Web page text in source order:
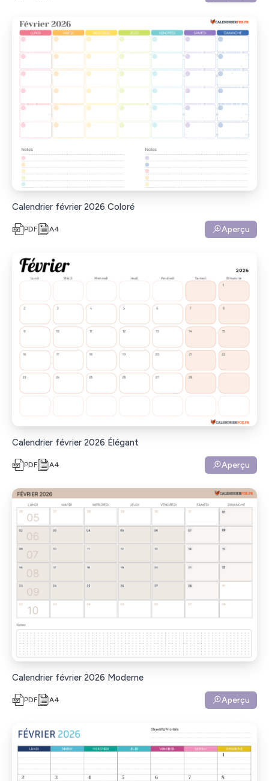
Calendrier février 2026 Coloré
PDF A4 Aperçu
Calendrier février 2026 Élégant
PDF A4 Aperçu
Calendrier février 2026 Moderne
PDF A4 Aperçu